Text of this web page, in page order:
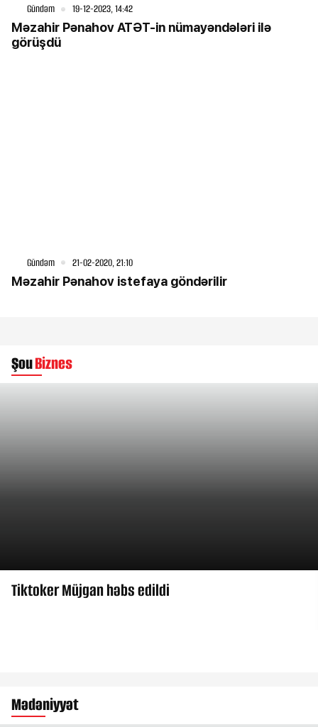
Gündəm 19-12-2023, 14:42
Məzahir Pənahov ATƏT-in nümayəndələri ilə
görüşdü
Gündəm 21-02-2020, 21:10
Məzahir Pənahov istefaya göndərilir
ŞouBiznes
Tiktoker Müjgan həbs edildi
Mədəniyyət